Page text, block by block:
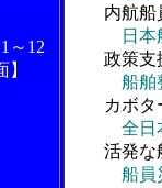
～12
】
内航船員
日
政策支援
船舶
カボター
全日
活発な船
船員